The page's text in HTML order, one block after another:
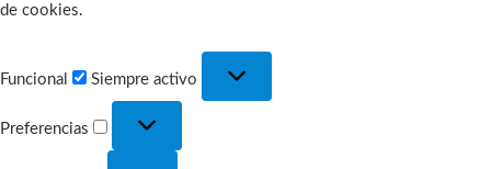
de cookies.
Funcional Siempre activo
Preferencias